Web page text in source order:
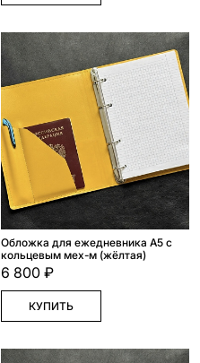
Обложка для ежедневника А5 с
кольцевым мех-м (жёлтая)
6 800 ₽
КУПИТЬ